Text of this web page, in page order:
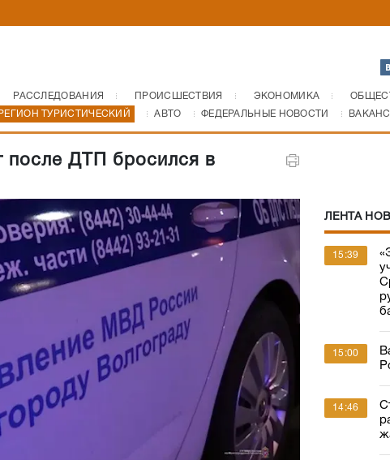
РАССЛЕДОВАНИЯ ПРОИСШЕСТВИЯ ЭКОНОМИКА
РЕГИОН ТУРИСТИЧЕСКИЙ АВТО ФЕДЕРАЛЬНЫЕ НОВОСТИ
после ДТП бросился в
ЛЕНТА
15:39
15:00
14:46